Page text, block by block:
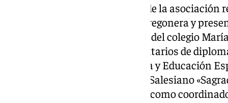
De esta forma, el consejo local de la
María González Alonso como pregonera y
asociación en 2025. Estudiante del colegio
desarrolló sus estudios universitarios de
especialidad de Filología Inglesa y Educación
su labor educativa en el colegio Salesiano
finalizado este curso su misión como